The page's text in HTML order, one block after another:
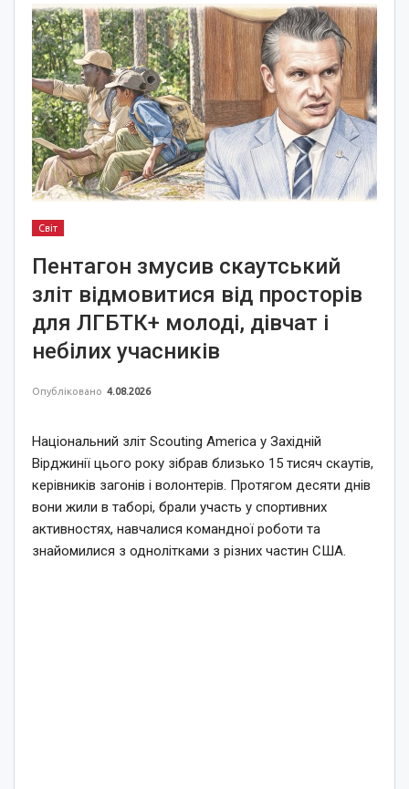
Світ
Пентагон змусив скаутський
зліт відмовитися від просторів
для ЛГБТК+ молоді, дівчат і
небілих учасників
Опубліковано 4.08.2026
Національний зліт Scouting America у Західній
Вірджинії цього року зібрав близько 15 тисяч скаутів,
керівників загонів і волонтерів. Протягом десяти днів
вони жили в таборі, брали участь у спортивних
активностях, навчалися командної роботи та
знайомилися з однолітками з різних частин США.